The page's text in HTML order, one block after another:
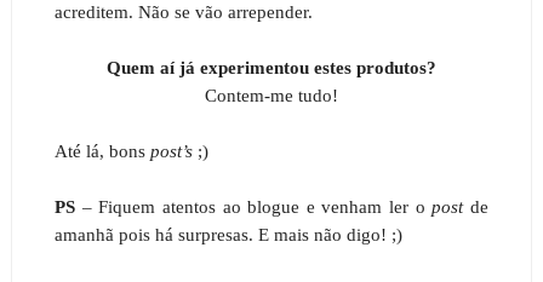
acreditem. Não se vão arrepender.
Quem aí já experimentou estes produtos?
Contem-me tudo!
Até lá, bons post’s;)
PS– Fiquem atentos ao blogue e venham ler opostde
amanhã pois há surpresas. E mais não digo! ;)